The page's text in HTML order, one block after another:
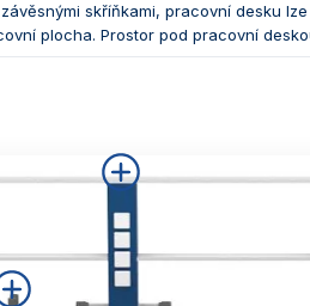
skříňkami, pracovní desku
plocha. Prostor pod pracovní